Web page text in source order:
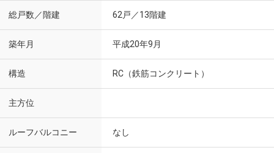
総戸数／階建 62戸／13階建
築年月 平成20年9月
構造 RC（鉄筋コンクリート）
主方位
ルーフバルコニー なし